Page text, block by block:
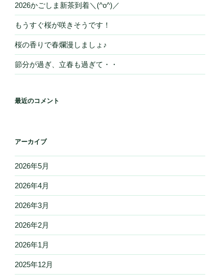
2026かごしま新茶到着＼(^o^)／
もうすぐ桜が咲きそうです！
桜の香りで春爛漫しましょ♪
節分が過ぎ、立春も過ぎて・・
最近のコメント
アーカイブ
2026年5月
2026年4月
2026年3月
2026年2月
2026年1月
2025年12月